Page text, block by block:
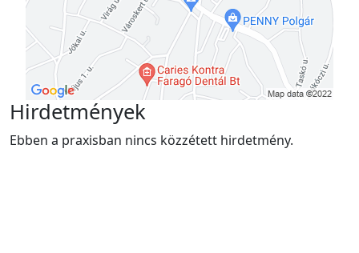
Hirdetmények
Ebben a praxisban nincs közzétett hirdetmény.